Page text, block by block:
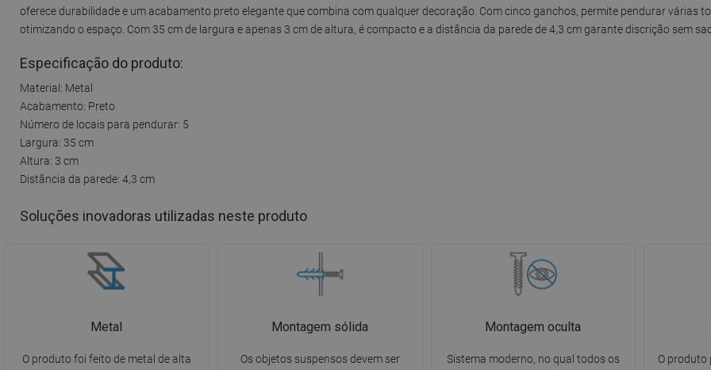
oferece durabilidade e um acabamento preto elegante que combina com qualquer decoração. Com cinco ganchos, permite pendurar várias
otimizando o espaço. Com 35 cm de largura e apenas 3 cm de altura, é compacto e a distância da parede de 4,3 cm garante discrição sem
Especificação do produto:
Material: Metal
Acabamento: Preto
Número de locais para pendurar: 5
Largura: 35 cm
Altura: 3 cm
Distância da parede: 4,3 cm
Soluções inovadoras utilizadas neste produto
Metal
O produto foi feito de metal de alta
Montagem sólida
Os objetos suspensos devem ser
Montagem oculta
Sistema moderno, no qual todos os
O produto